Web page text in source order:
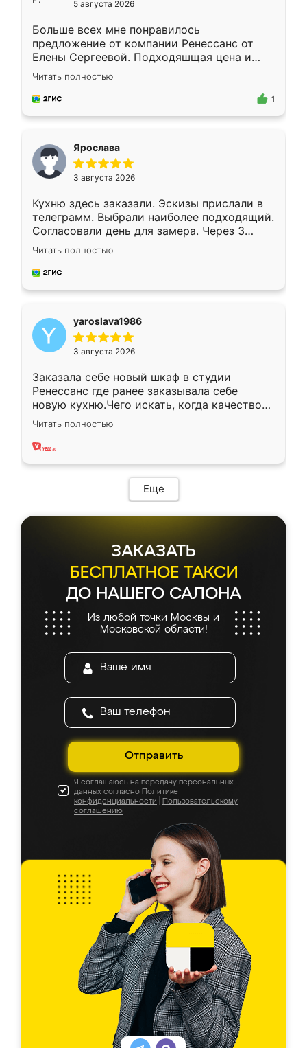
5 августа 2026
Больше всех мне понравилось
предложение от компании Ренессанс от
Елены Сергеевой. Подходяшщая цена и
короткие сроки изготовления. Приехавший
для замера сотрудник Владислав
предложил по моему эскизу самый
Читать полностью
1
Ярослава
3 августа 2026
Кухню здесь заказали. Эскизы прислали в
телеграмм. Выбрали наиболее подходящий.
Согласовали день для замера. Через 3
недели кухня была уже готова. Остались
довольны работой. Спасибо Ренессанс
мебель за качественную работу!
Читать полностью
yaroslava1986
3 августа 2026
Заказала себе новый шкаф в студии
Ренессанс где ранее заказывала себе
новую кухню.Чего искать, когда качеством
вполне довольна. Служит кухня уже почти
два года, нареканий нет.
Читать полностью
Еще
ЗАКАЗАТЬ
БЕСПЛАТНОЕ ТАКСИ
ДО НАШЕГО САЛОНА
Из любой точки Москвы и
Московской области!
Отправить
Я соглашаюсь на передачу персональных
данных согласно Политике
конфиденциальности
Пользовательскому
соглашению